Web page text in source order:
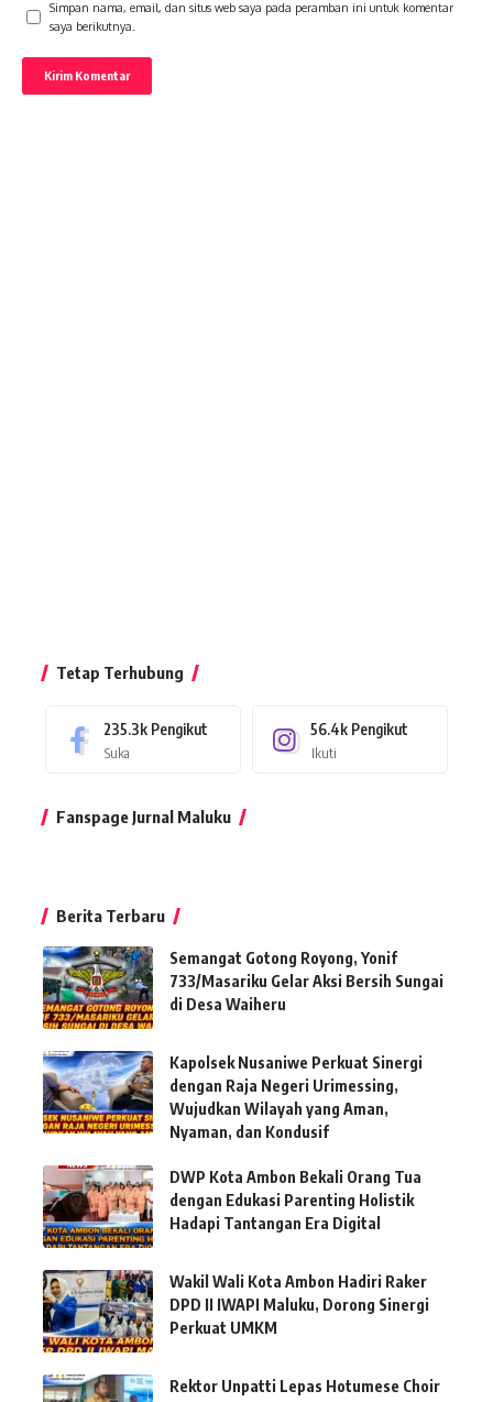
Simpan nama, email, dan situs web saya pada peramban ini untuk komentar
saya berikutnya.
Tetap Terhubung
235.3k Pengikut
Suka
56.4k Pengikut
Ikuti
Fanspage Jurnal Maluku
Berita Terbaru
Semangat Gotong Royong, Yonif
733/Masariku Gelar Aksi Bersih Sungai
di Desa Waiheru
Kapolsek Nusaniwe Perkuat Sinergi
dengan Raja Negeri Urimessing,
Wujudkan Wilayah yang Aman,
Nyaman, dan Kondusif
DWP Kota Ambon Bekali Orang Tua
dengan Edukasi Parenting Holistik
Hadapi Tantangan Era Digital
Wakil Wali Kota Ambon Hadiri Raker
DPD II IWAPI Maluku, Dorong Sinergi
Perkuat UMKM
Rektor Unpatti Lepas Hotumese Choir